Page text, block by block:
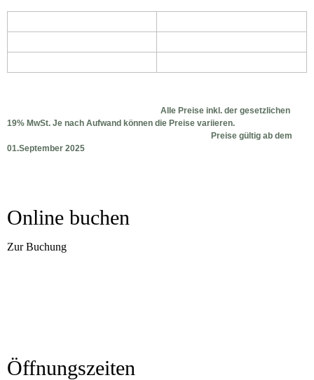
Alle Preise inkl. der gesetzlichen
19% MwSt. Je nach Aufwand können die Preise variieren.
Preise gültig ab dem
01.September 2025
Online buchen
Öffnungszeiten